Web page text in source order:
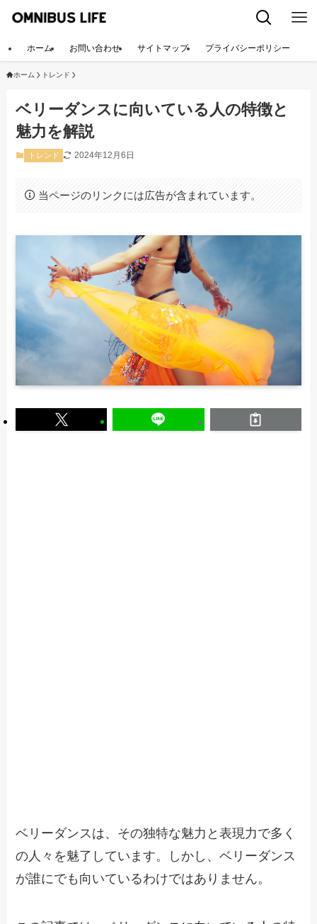
ホーム お問い合わせ サイトマップ プライバシーポリシー
ホーム トレンド
ベリーダンスに向いている人の特徴と
魅力を解説
トレンド 2024年12月6日
当ページのリンクには広告が含まれています。
ベリーダンスは、その独特な魅力と表現力で多く
の人々を魅了しています。しかし、ベリーダンス
が誰にでも向いているわけではありません。